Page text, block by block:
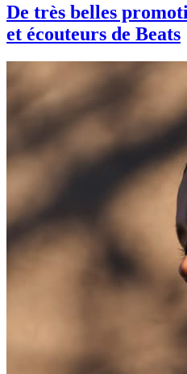
De très belles
et écouteurs de Beats